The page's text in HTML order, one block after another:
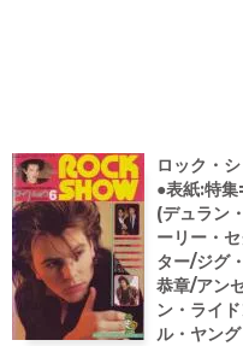
ロック・
●表紙:特
(デュラン
ーリー・
ター/ジグ
恭章/アン
ン・ライ
ル・ヤング